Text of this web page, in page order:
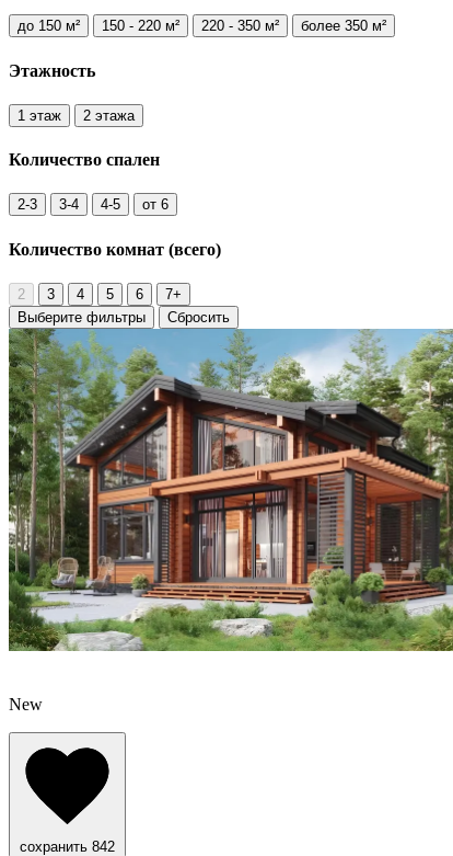
до 150 м² 150 - 220 м² 220 - 350 м² более 350 м²
Этажность
1 этаж 2 этажа
Количество спален
2-3 3-4 4-5 от 6
Количество комнат (всего)
2 3 4 5 6
7+
Выберите фильтры
Сбросить
New
сохранить 842